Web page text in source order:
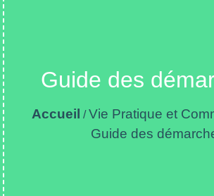
Guide des
Accueil /Vie Pratique et
Guide des